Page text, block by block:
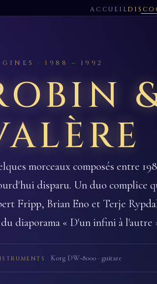
ACCUEIL
· 1988 – 1992
morceaux composés entre
disparu. Un duo complice
Fripp, Brian Eno et Terje
diaporama « D'un infini à
Korg DW‑8000 · guitare